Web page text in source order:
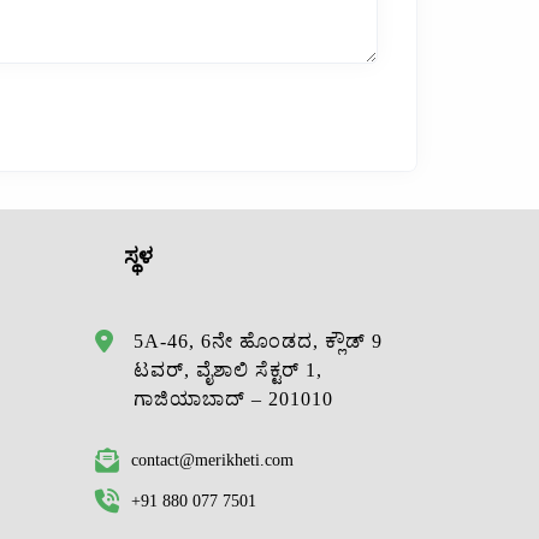
ಸ್ಥಳ
5A-46, 6ನೇ ಹೊಂಡದ, ಕ್ಲೌಡ್ 9
ಟವರ್, ವೈಶಾಲಿ ಸೆಕ್ಟರ್ 1,
ಗಾಜಿಯಾಬಾದ್ – 201010
contact@merikheti.com
+91 880 077 7501